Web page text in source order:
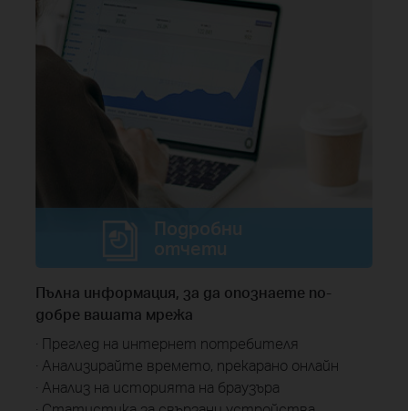
Подробни
отчети
Пълна информация, за да опознаете по-
добре вашата мрежа
· Преглед на интернет потребителя
· Анализирайте времето, прекарано онлайн
· Анализ на историята на браузъра